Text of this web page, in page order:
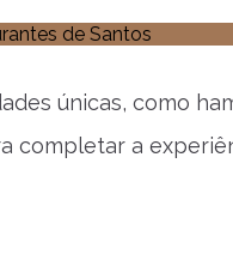
únicas, como
completar a